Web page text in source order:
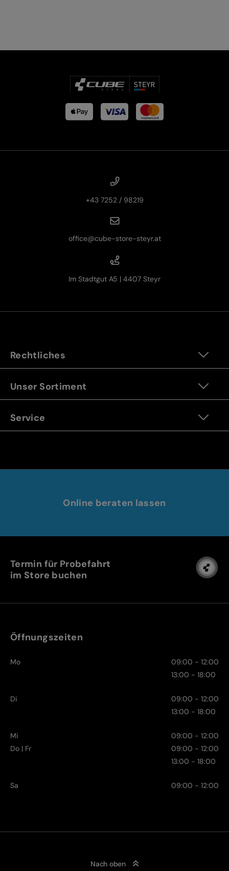
+43 7252 / 98219
office@cube-store-steyr.at
Im Stadtgut A5 | 4407 Steyr
Rechtliches
Unser Sortiment
Service
Online beraten lassen
Termin für Probefahrt
im Store buchen
Öffnungszeiten
Mo
09:00 - 12:00
13:00 - 18:00
Di
09:00 - 12:00
13:00 - 18:00
Mi
09:00 - 12:00
Do | Fr
09:00 - 12:00
13:00 - 18:00
Sa 09:00 - 12:00
Nach oben